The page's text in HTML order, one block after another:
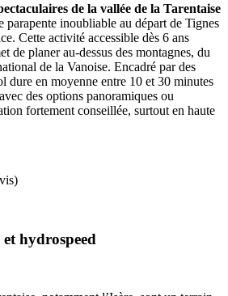
de la vallée de la Tarentaise
parapente inoubliable au départ de Tignes
Cette activité accessible dès 6 ans
de planer au-dessus des montagnes, du
de la Vanoise. Encadré par des
dure en moyenne entre 10 et 30 minutes
des options panoramiques ou
fortement conseillée, surtout en haute
hydrospeed